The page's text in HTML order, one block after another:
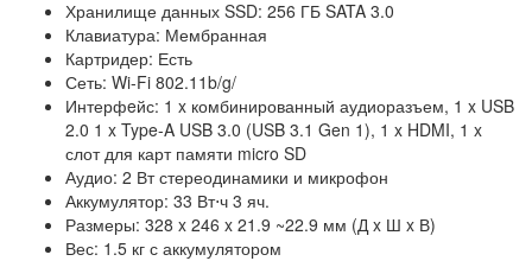
Хранилище данных SSD: 256 ГБ SATA 3.0
Клавиатура: Мембранная
Картридер: Есть
Сеть: Wi-Fi 802.11b/g/
Интерфeйс: 1 x комбинированный аудиоразъем, 1 x USB
2.0 1 x Type-A USB 3.0 (USB 3.1 Gen 1), 1 x HDMI, 1 x
слот для карт памяти micro SD
Аудио: 2 Вт стереодинамики и микрофон
Аккумулятор: 33 Вт⋅ч 3 яч.
Размеры: 328 x 246 x 21.9 ~22.9 мм (Д x Ш x В)
Вес: 1.5 кг с аккумулятором